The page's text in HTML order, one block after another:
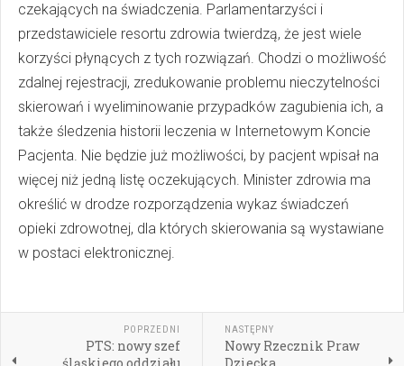
czekających na świadczenia. Parlamentarzyści i
przedstawiciele resortu zdrowia twierdzą, że jest wiele
korzyści płynących z tych rozwiązań. Chodzi o możliwość
zdalnej rejestracji, zredukowanie problemu nieczytelności
skierowań i wyeliminowanie przypadków zagubienia ich, a
także śledzenia historii leczenia w Internetowym Koncie
Pacjenta. Nie będzie już możliwości, by pacjent wpisał na
więcej niż jedną listę oczekujących. Minister zdrowia ma
określić w drodze rozporządzenia wykaz świadczeń
opieki zdrowotnej, dla których skierowania są wystawiane
w postaci elektronicznej.
POPRZEDNI
PTS: nowy szef
NASTĘPNY
Nowy Rzecznik Praw